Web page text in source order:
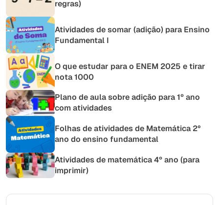
regras)
Atividades de somar (adição) para Ensino
Fundamental I
O que estudar para o ENEM 2025 e tirar
nota 1000
Plano de aula sobre adição para 1º ano
com atividades
Folhas de atividades de Matemática 2°
ano do ensino fundamental
Atividades de matemática 4º ano (para
imprimir)